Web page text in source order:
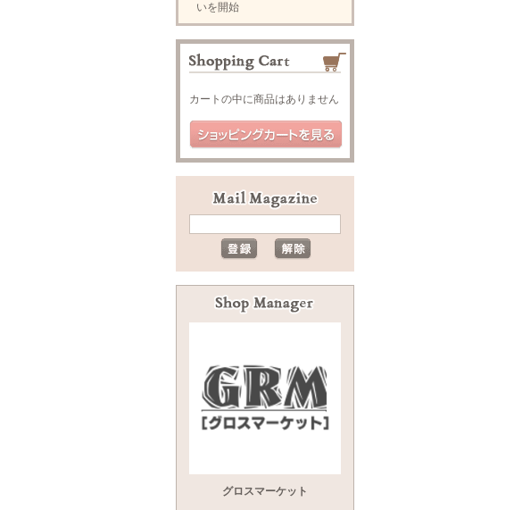
いを開始
カートの中に商品はありません
グロスマーケット